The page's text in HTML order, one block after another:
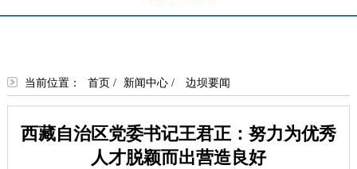
当前位置： 首页 / 新闻中心/ 边坝要闻
西藏自治区党委书记王君正：努力为优秀
人才脱颖而出营造良好